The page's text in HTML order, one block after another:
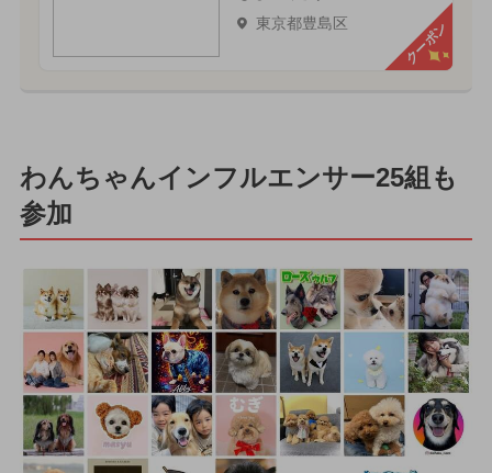
東京都豊島区 クーポン
わんちゃんインフルエンサー25組も
参加